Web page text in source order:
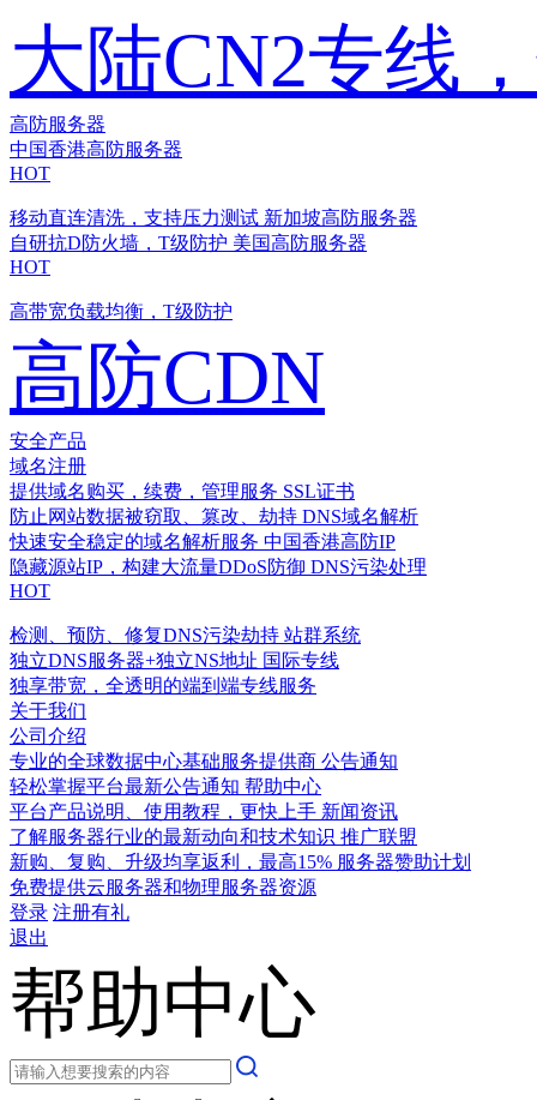
大陆CN2专线
高防服务器
中国香港高防服务器
HOT
移动直连清洗，支持压力测试 新加坡高防服务器
自研抗D防火墙，T级防护 美国高防服务器
HOT
高带宽负载均衡，T级防护
高防CDN
安全产品
域名注册
提供域名购买，续费，管理服务 SSL证书
防止网站数据被窃取、篡改、劫持 DNS域名解析
快速安全稳定的域名解析服务 中国香港高防IP
隐藏源站IP，构建大流量DDoS防御 DNS污染处理
HOT
检测、预防、修复DNS污染劫持 站群系统
独立DNS服务器+独立NS地址 国际专线
独享带宽，全透明的端到端专线服务
关于我们
公司介绍
专业的全球数据中心基础服务提供商 公告通知
轻松掌握平台最新公告通知 帮助中心
平台产品说明、使用教程，更快上手 新闻资讯
了解服务器行业的最新动向和技术知识 推广联盟
新购、复购、升级均享返利，最高15% 服务器赞助计划
免费提供云服务器和物理服务器资源
登录 注册有礼
退出
帮助中心